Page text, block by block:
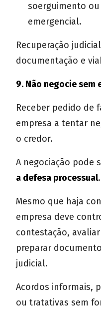
soerguimento ou
emergencial.
Recuperação
documentação e
9. Não negocie
Receber pedido de
empresa a tentar
o credor.
A negociação pode
a defesa processual.
Mesmo que haja
empresa deve
contestação,
preparar
judicial.
Acordos informais,
ou tratativas sem